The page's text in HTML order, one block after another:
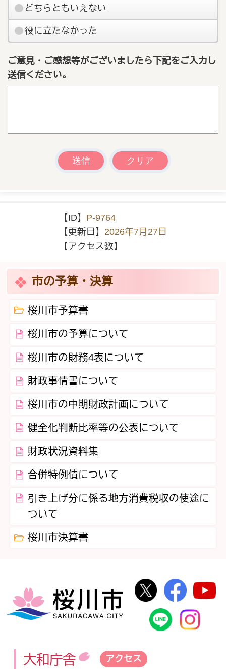
どちらともいえない
役に立たなかった
ご意見・ご感想等がございましたら下記をご入力し
送信ください。
【ID】 P-9764
【更新日】 2026年7月27日
【アクセス数】
市の予算・決算
桜川市予算書
桜川市の予算について
桜川市の財務4表について
財政事情書について
桜川市の中期財政計画について
健全化判断比率等の公表について
財政状況資料集
合併特例債について
引き上げ分に係る地方消費税収の使途に
ついて
桜川市決算書
桜川市
桜川市公式
桜川
桜川市公
大和庁舎 アクセス